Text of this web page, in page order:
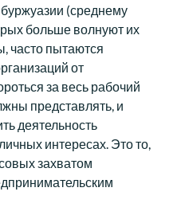
(среднему
больше волнуют их
часто пытаются
от
за весь рабочий
представлять, и
деятельность
интересах. Это то,
захватом